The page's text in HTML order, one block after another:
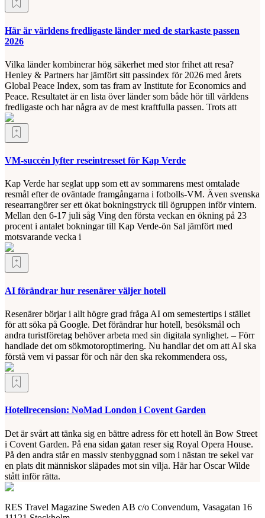
Här är världens fredligaste länder med de starkaste passen
2026
Vilka länder kombinerar hög säkerhet med stor frihet att resa?
Henley & Partners har jämfört sitt passindex för 2026 med årets
Global Peace Index, som tas fram av Institute for Economics and
Peace. Resultatet är en lista över länder som både hör till världens
fredligaste och har några av de mest kraftfulla passen. Trots att
VM-succén lyfter reseintresset för Kap Verde
Kap Verde har seglat upp som ett av sommarens mest omtalade
resmål efter de oväntade framgångarna i fotbolls-VM. Även svenska
researrangörer ser ett ökat bokningstryck till ögruppen inför vintern.
Mellan den 6-17 juli såg Ving den första veckan en ökning på 23
procent i antalet bokningar till Kap Verde-ön Sal jämfört med
motsvarande vecka i
AI förändrar hur resenärer väljer hotell
Resenärer börjar i allt högre grad fråga AI om semestertips i stället
för att söka på Google. Det förändrar hur hotell, besöksmål och
andra turistföretag behöver arbeta med sin digitala synlighet. – Förr
handlade det om sökmotoroptimering. Nu handlar det om att AI ska
förstå vem vi passar för och när den ska rekommendera oss,
Hotellrecension: NoMad London i Covent Garden
Det är svårt att tänka sig en bättre adress för ett hotell än Bow Street
i Covent Garden. På ena sidan gatan reser sig Royal Opera House.
På den andra står en massiv stenbyggnad som i nästan tre sekel var
en plats dit människor släpades mot sin vilja. Här har Oscar Wilde
stått inför rätta.
RES Travel Magazine Sweden AB c/o Convendum, Vasagatan 16